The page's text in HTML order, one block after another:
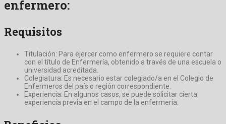
enfermero:
Requisitos
Titulación: Para ejercer como enfermero se requiere contar
con el título de Enfermería, obtenido a través de una escuela o
universidad acreditada.
Colegiatura: Es necesario estar colegiado/a en el Colegio de
Enfermeros del país o región correspondiente.
Experiencia: En algunos casos, se puede solicitar cierta
experiencia previa en el campo de la enfermería.